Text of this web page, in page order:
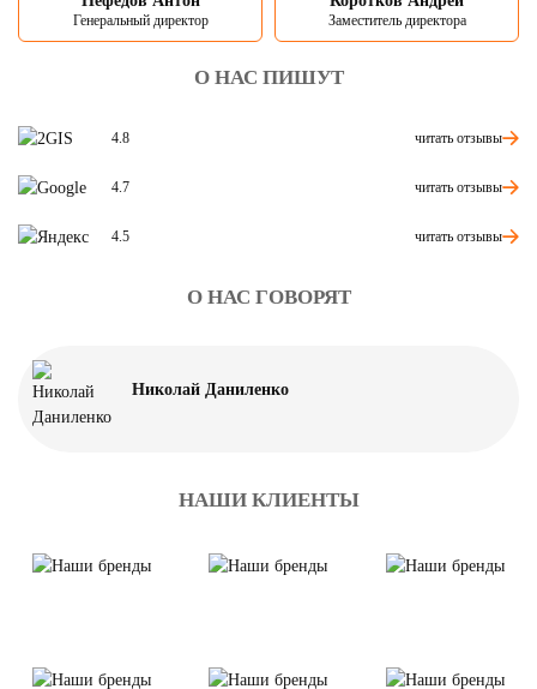
Генеральный директор Заместитель директора
О НАС ПИШУТ
4.8 читать отзывы
4.7 читать отзывы
4.5 читать отзывы
О НАС ГОВОРЯТ
Николай Даниленко
НАШИ КЛИЕНТЫ